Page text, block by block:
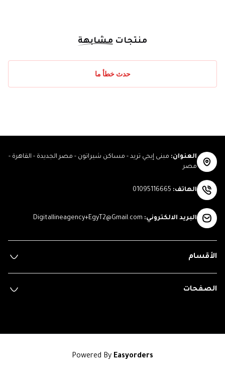
منتجات مشابهة
حدث خطأ ما
العنوان: مبنى إيجي تريد - مساكن شيراتون - مصر الجديدة - القاهرة -
مصر
الهاتف:
01095116665
البريد الالكتروني:
Digitallineagency+EgyT2@Gmail.com
الأقسام
الصفحات
Powered By Easyorders